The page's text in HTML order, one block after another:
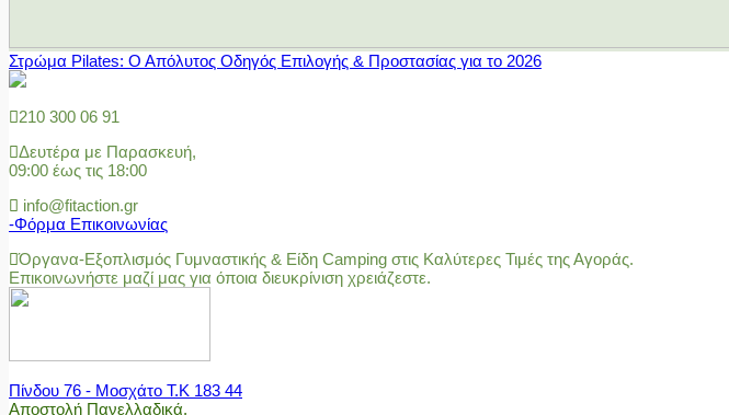
Στρώμα Pilates: Ο Απόλυτος Οδηγός Επιλογής & Προστασίας για το 2026
210 300 06 91
Δευτέρα με Παρασκευή,
09:00 έως τις 18:00
info@fitaction.gr
-Φόρμα Επικοινωνίας
Όργανα-Εξοπλισμός Γυμναστικής & Είδη Camping στις Καλύτερες Τιμές της Αγοράς.
Επικοινωνήστε μαζί μας για όποια διευκρίνιση χρειάζεστε.
Πίνδου 76 - Μοσχάτο Τ.Κ 183 44
Αποστολή Πανελλαδικά.